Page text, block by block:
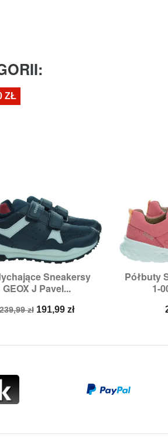
Sneakersy
GEOX J Pavel...
Cena
239,99 zł Cena
191,99 zł
Szybki podgląd
Rozmiary:30
ZŁ
Półbuty
1-
